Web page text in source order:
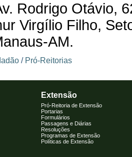
Rodrigo Otávio,
Virgílio Filho,
AM.
/ Pró-Reitorias
Extensão
Pró-Reitoria de Extensão
Portarias
Formulários
Passagens e Diárias
Resoluções
Programas de Extensão
Políticas de Extensão